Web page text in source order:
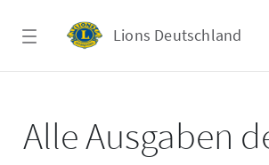
Lions Deutschland
Alle Ausgaben